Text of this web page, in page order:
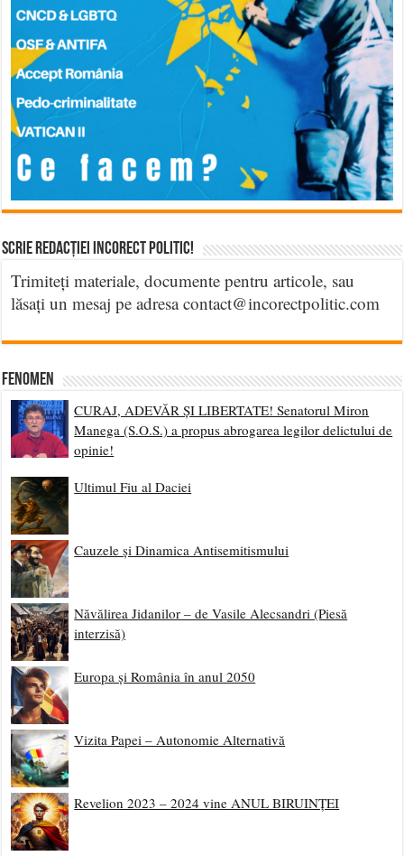
Scrie Redacției Incorect Politic!
Trimiteți materiale, documente pentru articole, sau
lăsați un mesaj pe adresa contact@incorectpolitic.com
Fenomen
CURAJ, ADEVĂR ȘI LIBERTATE! Senatorul Miron
Manega (S.O.S.) a propus abrogarea legilor delictului de
opinie!
Ultimul Fiu al Daciei
Cauzele și Dinamica Antisemitismului
Năvălirea Jidanilor – de Vasile Alecsandri (Piesă
interzisă)
Europa și România în anul 2050
Vizita Papei – Autonomie Alternativă
Revelion 2023 – 2024 vine ANUL BIRUINȚEI